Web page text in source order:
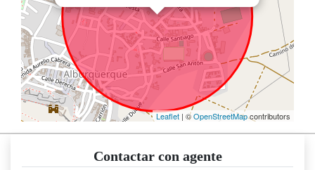
Leaflet | ©OpenStreetMapcontributors
Contactar con agente